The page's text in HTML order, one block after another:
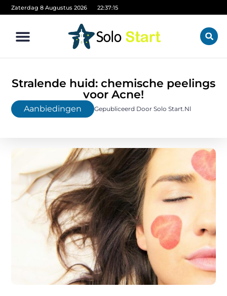
Zaterdag 8 Augustus 2026 22:37:17
Stralende huid: chemische peelings
voor Acne!
Aanbiedingen Gepubliceerd Door Solo Start.nl